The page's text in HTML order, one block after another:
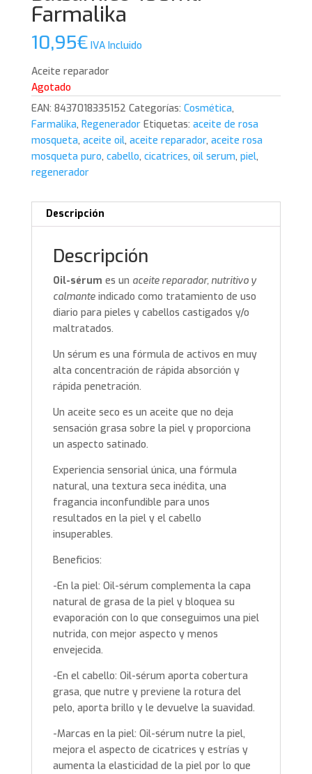
Farmalika
10,95€ IVA Incluido
Aceite reparador
Agotado
EAN: 8437018335152 Categorías: Cosmética,
Farmalika, Regenerador Etiquetas: aceite de rosa
mosqueta, aceite oil, aceite reparador, aceite rosa
mosqueta puro, cabello, cicatrices, oil serum, piel,
regenerador
Descripción
Descripción
Oil-sérum es un aceite reparador, nutritivo y
calmanteindicado como tratamiento de uso
diario para pieles y cabellos castigados y/o
maltratados.
Un sérum es una fórmula de activos en muy
alta concentración de rápida absorción y
rápida penetración.
Un aceite seco es un aceite que no deja
sensación grasa sobre la piel y proporciona
un aspecto satinado.
Experiencia sensorial única, una fórmula
natural, una textura seca inédita, una
fragancia inconfundible para unos
resultados en la piel y el cabello
insuperables.
Beneficios:
-En la piel: Oil-sérum complementa la capa
natural de grasa de la piel y bloquea su
evaporación con lo que conseguimos una piel
nutrida, con mejor aspecto y menos
envejecida.
-En el cabello: Oil-sérum aporta cobertura
grasa, que nutre y previene la rotura del
pelo, aporta brillo y le devuelve la suavidad.
-Marcas en la piel: Oil-sérum nutre la piel,
mejora el aspecto de cicatrices y estrías y
aumenta la elasticidad de la piel por lo que